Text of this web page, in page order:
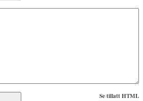
Se tillatt HTML